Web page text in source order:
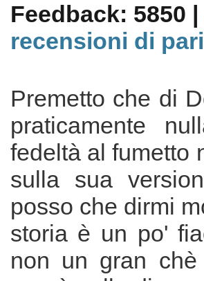
Feedback: 5850 |
recensioni di
Premetto che di
praticamente
fedeltà al fumetto
sulla sua
posso che dirmi
storia è un po'
non un gran